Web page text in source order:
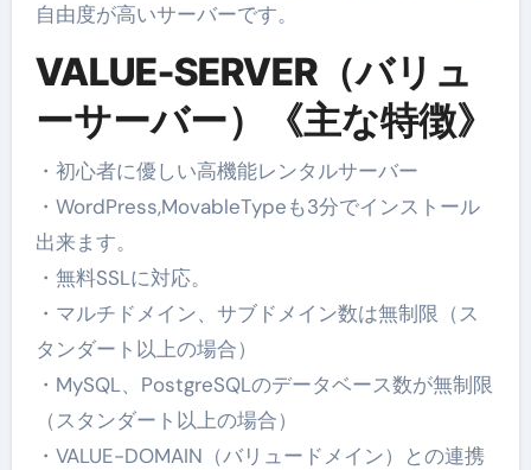
自由度が高いサーバーです。
VALUE-SERVER（バリュ
ーサーバー）《主な特徴》
・初心者に優しい高機能レンタルサーバー
・WordPress,MovableTypeも3分でインストール
出来ます。
・無料SSLに対応。
・マルチドメイン、サブドメイン数は無制限（ス
タンダート以上の場合）
・MySQL、PostgreSQLのデータベース数が無制限
（スタンダート以上の場合）
・VALUE-DOMAIN（バリュードメイン）との連携